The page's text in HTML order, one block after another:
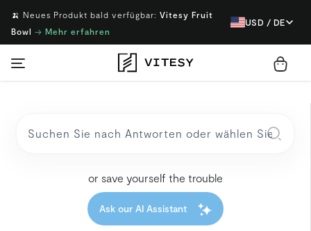
🍌 Neues Produkt bald verfügbar: Vitesy Fruit
Bowl → Mehr erfahren
USD / DE
or save yourself the trouble
Ask our AI Assistant